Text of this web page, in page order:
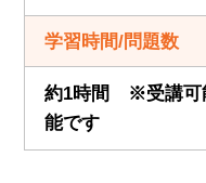
学習時間/問題数
約1時間 ※受講可
能です